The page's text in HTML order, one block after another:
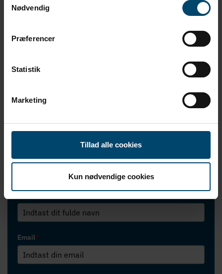
Nødvendig
Præferencer
Statistik
Marketing
Tillad alle cookies
Kun nødvendige cookies
Behov for
rådgivning?
I tæt samarbejde med vores kunder, udvikler vi løsninger -
eksperter, som vil hjælpe dig yderligere eller besvare de
spørgsmål, du måtte have.
Email*